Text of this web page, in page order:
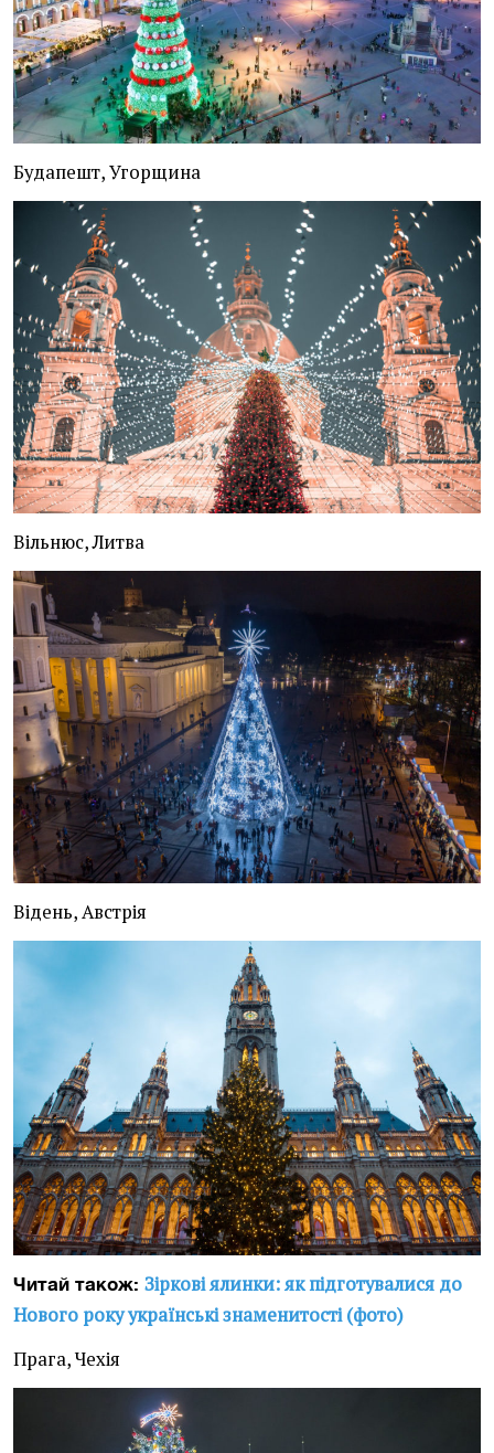
Будапешт, Угорщина
Вільнюс, Литва
Відень, Австрія
Читай також: Зіркові ялинки: як підготувалися до
Нового року українські знаменитості (фото)
Прага, Чехія